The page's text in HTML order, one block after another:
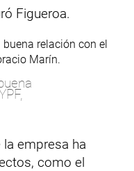
Figueroa.
empresa ha
como el